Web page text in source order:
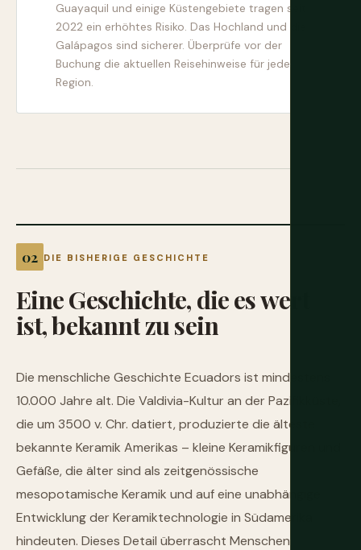
Guayaquil und einige Küstengebiete tragen seit
2022 ein erhöhtes Risiko. Das Hochland und die
Galápagos sind sicherer. Überprüfe vor der
Buchung die aktuellen Reisehinweise für jede
Region.
DIE BISHERIGE GESCHICHTE
EineGeschichte,dieeswert
ist,bekanntzusein
Die menschliche Geschichte Ecuadors ist mindestens
10.000 Jahre alt. Die Valdivia-Kultur an der Pazifikküste,
die um 3500 v. Chr. datiert, produzierte die älteste
bekannte Keramik Amerikas – kleine Keramikfiguren und
Gefäße, die älter sind als zeitgenössische
mesopotamische Keramik und auf eine unabhängige
Entwicklung der Keramiktechnologie in Südamerika
hindeuten. Dieses Detail überrascht Menschen